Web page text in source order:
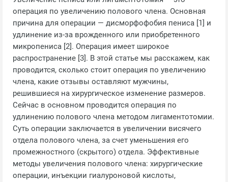
операция по увеличению полового члена. Основная
причина для операции — дисморфофобия пениса [1] и
удлинение из-за врожденного или приобретенного
микропениса [2]. Операция имеет широкое
распространение [3]. В этой статье мы расскажем, как
проводится, сколько стоит операция по увеличению
члена, какие отзывы оставляют мужчины,
решившиеся на хирургическое изменение размеров.
Сейчас в основном проводится операция по
удлинению полового члена методом лигаментотомии.
Суть операции заключается в увеличении висячего
отдела полового члена, за счет уменьшения его
промежностного (скрытого) отдела. Эффективные
методы увеличения полового члена: хирургические
операции, инъекции гиалуроновой кислоты,